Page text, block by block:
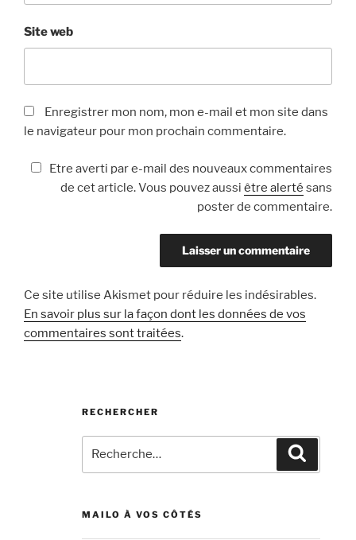
Site web
Enregistrer mon nom, mon e-mail et mon site dans
le navigateur pour mon prochain commentaire.
Etre averti par e-mail des nouveaux commentaires
de cet article. Vous pouvez aussi être alerté sans
poster de commentaire.
Ce site utilise Akismet pour réduire les indésirables.
En savoir plus sur la façon dont les données de vos
commentaires sont traitées.
RECHERCHER
MAILO À VOS CÔTÉS